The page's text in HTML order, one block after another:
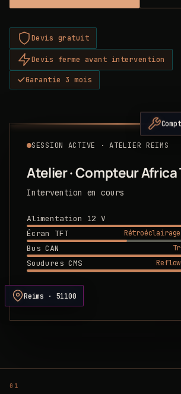
Devis gratuit
Devis ferme avant intervention
Garantie 3 mois
SESSION ACTIVE · ATELIER REIMS
Atelier · Compteur Africa
Intervention en cours
Alimentation 12 V
Écran TFT
Bus CAN
Soudures CMS
DEVIS PRÊT
Reims · 51100